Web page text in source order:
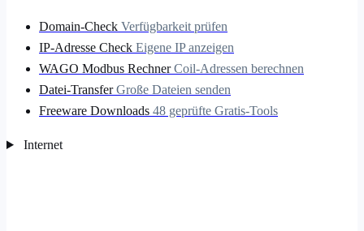
Domain-Check Verfügbarkeit prüfen
IP-Adresse Check Eigene IP anzeigen
WAGO Modbus Rechner Coil-Adressen berechnen
Datei-Transfer Große Dateien senden
Freeware Downloads 48 geprüfte Gratis-Tools
Internet